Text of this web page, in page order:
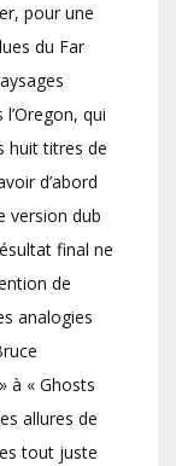
pour une
du Far
qui
huit titres de
d’abord
version dub
final ne
de
analogies
à « Ghosts
allures de
tout juste